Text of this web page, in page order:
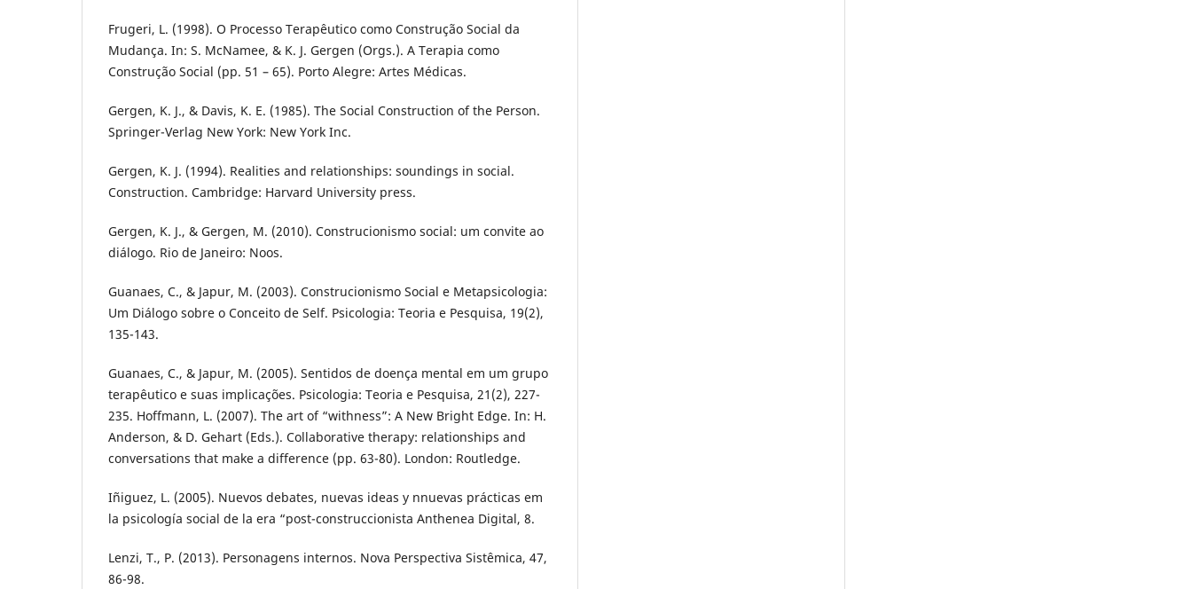
Frugeri, L. (1998). O Processo Terapêutico como Construção Social da
Mudança. In: S. McNamee, & K. J. Gergen (Orgs.). A Terapia como
Construção Social (pp. 51 – 65). Porto Alegre: Artes Médicas.
Gergen, K. J., & Davis, K. E. (1985). The Social Construction of the Person.
Springer-Verlag New York: New York Inc.
Gergen, K. J. (1994). Realities and relationships: soundings in social.
Construction. Cambridge: Harvard University press.
Gergen, K. J., & Gergen, M. (2010). Construcionismo social: um convite ao
diálogo. Rio de Janeiro: Noos.
Guanaes, C., & Japur, M. (2003). Construcionismo Social e Metapsicologia:
Um Diálogo sobre o Conceito de Self. Psicologia: Teoria e Pesquisa, 19(2),
135-143.
Guanaes, C., & Japur, M. (2005). Sentidos de doença mental em um grupo
terapêutico e suas implicações. Psicologia: Teoria e Pesquisa, 21(2), 227-
235. Hoffmann, L. (2007). The art of “withness”: A New Bright Edge. In: H.
Anderson, & D. Gehart (Eds.). Collaborative therapy: relationships and
conversations that make a difference (pp. 63-80). London: Routledge.
Iñiguez, L. (2005). Nuevos debates, nuevas ideas y nnuevas prácticas em
la psicología social de la era “post-construccionista Anthenea Digital, 8.
Lenzi, T., P. (2013). Personagens internos. Nova Perspectiva Sistêmica, 47,
86-98.